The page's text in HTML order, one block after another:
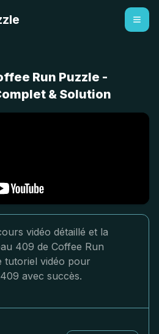
Run Puzzle -
& Solution
vidéo détaillé et la
409 de Coffee Run
tutoriel vidéo pour
avec succès.